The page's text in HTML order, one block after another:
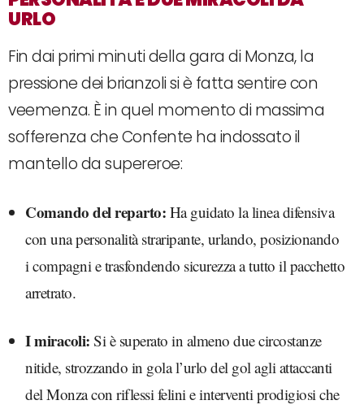
URLO
Fin dai primi minuti della gara di Monza, la
pressione dei brianzoli si è fatta sentire con
veemenza. È in quel momento di massima
sofferenza che Confente ha indossato il
mantello da supereroe:
Comando del reparto: Ha guidato la linea difensiva
con una personalità straripante, urlando, posizionando
i compagni e trasfondendo sicurezza a tutto il pacchetto
arretrato.
I miracoli: Si è superato in almeno due circostanze
nitide, strozzando in gola l’urlo del gol agli attaccanti
del Monza con riflessi felini e interventi prodigiosi che